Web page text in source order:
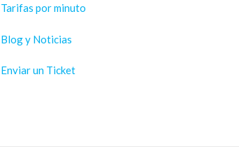
Tarifas por minuto
Blog y Noticias
Enviar un Ticket